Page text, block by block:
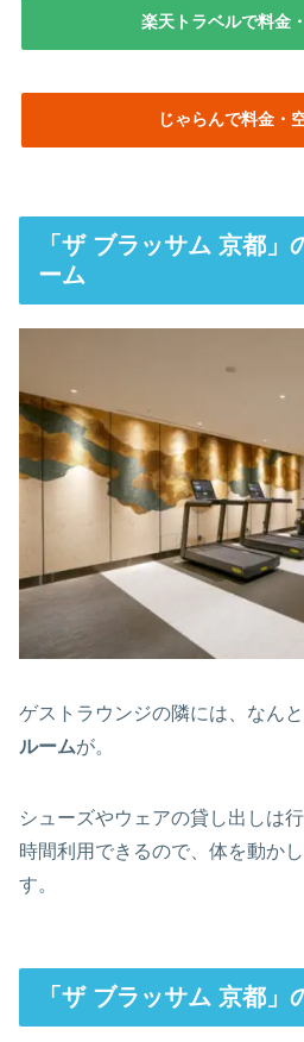
楽天トラベルで料金
じゃらんで料金・
「ザ ブラッサム 京都」
ーム
ゲストラウンジの隣には、なん
ルームが。
シューズやウェアの貸し出しは
時間利用できるので、体を動か
す。
「ザ ブラッサム 京都」